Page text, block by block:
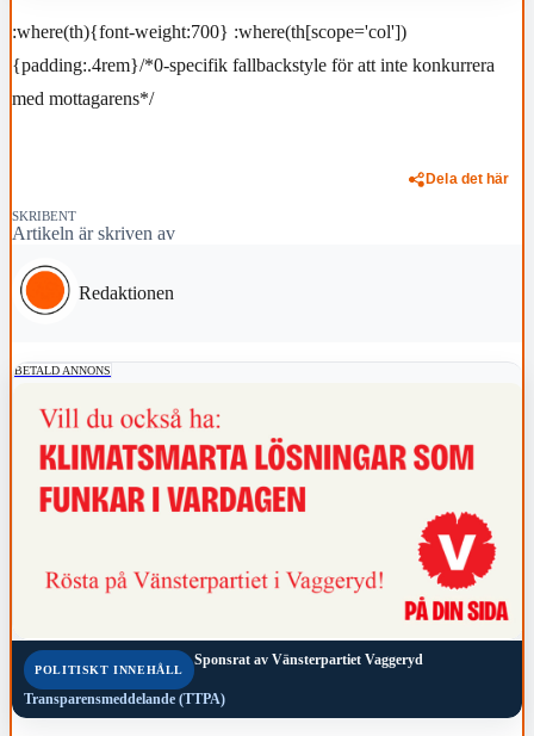
:where(th){font-weight:700} :where(th[scope='col'])
{padding:.4rem}/*0-specifik fallbackstyle för att inte konkurrera
med mottagarens*/
Dela det här
SKRIBENT
Artikeln är skriven av
Redaktionen
BETALD ANNONS
POLITISKT INNEHÅLL
Sponsrat av Vänsterpartiet Vaggeryd
Transparensmeddelande (TTPA)